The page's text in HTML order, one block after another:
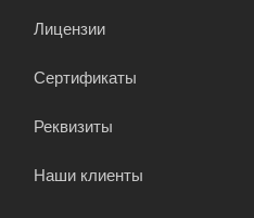
Лицензии
Сертификаты
Реквизиты
Наши клиенты